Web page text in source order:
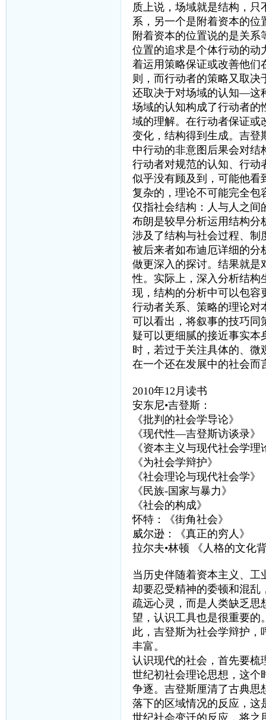
质上说，场域就是结构，
系，另一个是附着资本的位
附着资本的位置说的是关
位置的追求是个体行动的动
着运用策略保证或改善他们
则，而行动者的策略又取
还取决于对场域的认知—这
场域的认知构成了行动者的
域的理解。在行动者保证或
变化，结构得到生成。吉登
中行动的非意图后果会对结
行动者对规范的认知、行动
似乎没有顾及到，可能他看
复杂的，理论不可能完全包
仅指社会结构：人与人之间
布朗是较早分析运用结构分
涉及了结构与社会过程、制
被后来者如布迪厄详细的分
做更深入的探讨。结果就是
性。实际上，深入分析结构
现，结构的分析中可以包容
行动者关系、策略的理论
可以看出，将叙事的技巧同
疑可以更细腻的接近事实本
时，若过于关注具体的、微
在一个还在发展中的社会而
2010年12月读书
安东尼•吉登斯：
《批判的社会学导论》
《现代性—吉登斯访谈录》
《资本主义与现代社会学理
《为社会学辩护》
《社会理论与现代社会学》
《民族-国家与暴力》
《社会的构成》
怀特：《街角社会》
威尔逊：《真正的穷人》
拉尔夫•林顿 《人格的文化
当历史伴随着资本主义、工
却要忍受精神的委顿和混乱
疏远心灵，而是人类缺乏思
望，认识工具也是很重要的
此，吉登斯为社会学辩护，
丰富。
认识现代的社会，首先要梳
世纪初社会理论思想，这个
争逐。吉登斯厘清了古典思
落下的区域情况的反应，这